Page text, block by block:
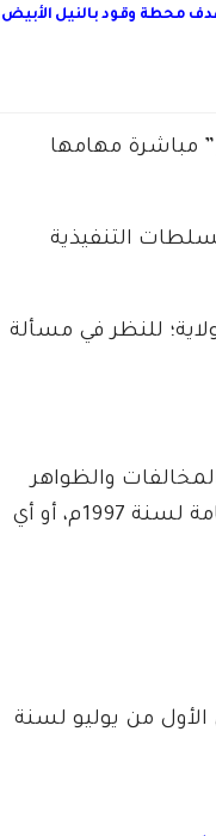
محطة وقود بالنيل الأبيض
مباشرة مهامها
التنفيذية
للنظر في مسألة
والظواهر
السالبة، يعرض نفسه للعقوبات المنصوص عليها في قانون الطوارئ والسلامة العامة لسنة 1997م، أو أي
السادس من شهر محرم لسنة 1448هـ، الموافق الأول من يوليو لسنة